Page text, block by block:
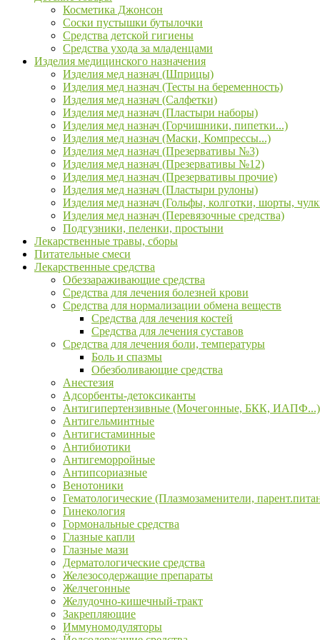
Косметика Джонсон
Соски пустышки бутылочки
Средства детской гигиены
Средства ухода за младенцами
Изделия медицинского назначения
Изделия мед назнач (Шприцы)
Изделия мед назнач (Тесты на беременность)
Изделия мед назнач (Салфетки)
Изделия мед назнач (Пластыри наборы)
Изделия мед назнач (Горчишники, пипетки...)
Изделия мед назнач (Маски, Компрессы...)
Изделия мед назнач (Презервативы №3)
Изделия мед назнач (Презервативы №12)
Изделия мед назнач (Презервативы прочие)
Изделия мед назнач (Пластыри рулоны)
Изделия мед назнач (Гольфы, колготки, шорты,
Изделия мед назнач (Перевязочные средства)
Подгузники, пеленки, простыни
Лекарственные травы, сборы
Питательные смеси
Лекарственные средства
Обеззараживающие средства
Средства для лечения болезней крови
Средства для нормализации обмена веществ
Средства для лечения костей
Средства для лечения суставов
Средства для лечения боли, температуры
Боль и спазмы
Обезболивающие средства
Анестезия
Адсорбенты-детоксиканты
Антигипертензивные (Мочегонные, БКК, ИАПФ...)
Антигельминтные
Антигистаминные
Антибиотики
Антигеморройные
Антипсориазные
Венотоники
Гематологические (Плазмозаменители,
Гинекология
Гормональные средства
Глазные капли
Глазные мази
Дерматологические средства
Железосодержащие препараты
Желчегонные
Желудочно-кишечный-тракт
Закрепляющие
Иммуномодуляторы